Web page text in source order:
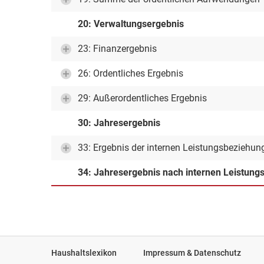
20: Verwaltungsergebnis
23: Finanzergebnis
26: Ordentliches Ergebnis
29: Außerordentliches Ergebnis
30: Jahresergebnis
33: Ergebnis der internen
34: Jahresergebnis nach internen
Haushaltslexikon Impressum & Datenschutz